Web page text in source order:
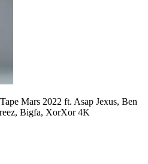
Mars 2022 ft. Asap Jexus, Ben
Bigfa, XorXor 4K